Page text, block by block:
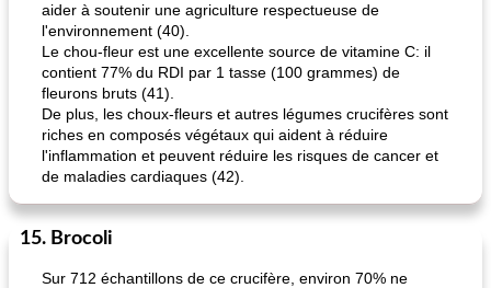
aider à soutenir une agriculture respectueuse de
l'environnement (40).
Le chou-fleur est une excellente source de vitamine C: il
contient 77% du RDI par 1 tasse (100 grammes) de
fleurons bruts (41).
De plus, les choux-fleurs et autres légumes crucifères sont
riches en composés végétaux qui aident à réduire
l'inflammation et peuvent réduire les risques de cancer et
de maladies cardiaques (42).
15. Brocoli
Sur 712 échantillons de ce crucifère, environ 70% ne